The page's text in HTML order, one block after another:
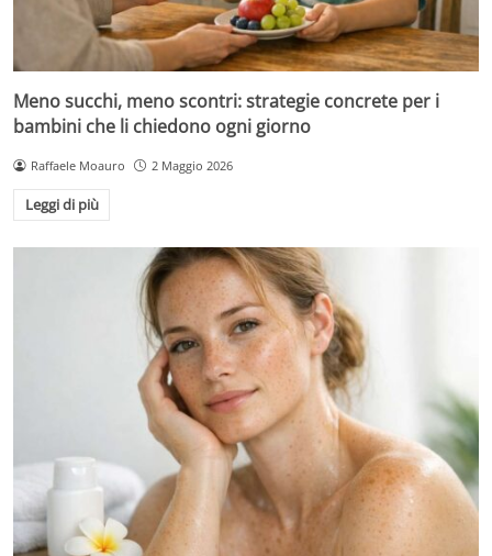
Meno succhi, meno scontri: strategie concrete per i
bambini che li chiedono ogni giorno
Raffaele Moauro 2 Maggio 2026
Leggi di più